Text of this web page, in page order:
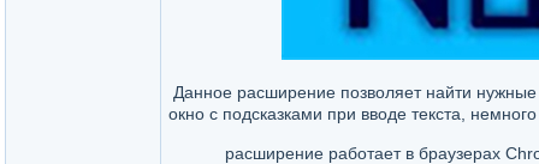
Данное расширение позволяет найти
окно с подсказками при вводе текста,
расширение работает в браузерах